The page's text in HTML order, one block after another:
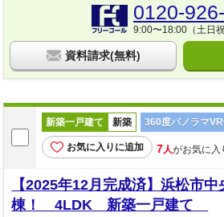
0120-
9:00〜18:00（土日祝
資料請求(無料)
新築一戸建て 新築 360度パノラマVR
お気に入りに追加 7人がお気に入
【2025年12月完成済】浜松市
棟！ 4LDK 新築一戸建て